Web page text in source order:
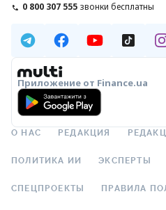
0 800 307 555 звонки бесплатны
Приложение от Finance.ua
О НАС РЕДАКЦИЯ
ПОЛИТИКА ИИ ЭКСПЕРТЫ
СПЕЦПРОЕКТЫ ПРАВИЛА